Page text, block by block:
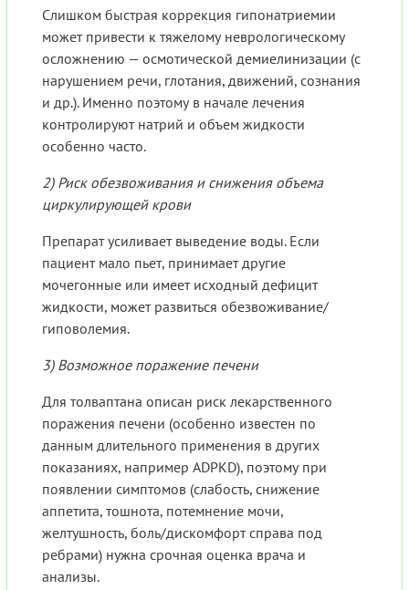
Слишком быстрая коррекция гипонатриемии
может привести к тяжелому неврологическому
осложнению — осмотической демиелинизации (с
нарушением речи, глотания, движений, сознания
и др.). Именно поэтому в начале лечения
контролируют натрий и объем жидкости
особенно часто.
2) Риск обезвоживания и снижения объема
циркулирующей крови
Препарат усиливает выведение воды. Если
пациент мало пьет, принимает другие
мочегонные или имеет исходный дефицит
жидкости, может развиться обезвоживание/
гиповолемия.
3) Возможное поражение печени
Для толваптана описан риск лекарственного
поражения печени (особенно известен по
данным длительного применения в других
показаниях, например ADPKD), поэтому при
появлении симптомов (слабость, снижение
аппетита, тошнота, потемнение мочи,
желтушность, боль/дискомфорт справа под
ребрами) нужна срочная оценка врача и
анализы.